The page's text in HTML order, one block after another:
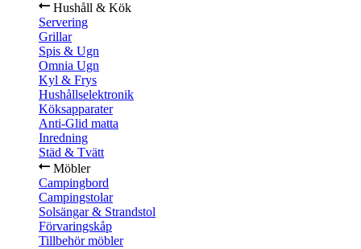
Hushåll & Kök
Servering
Grillar
Spis & Ugn
Omnia Ugn
Kyl & Frys
Hushållselektronik
Köksapparater
Anti-Glid matta
Inredning
Städ & Tvätt
Möbler
Campingbord
Campingstolar
Solsängar & Strandstol
Förvaringskåp
Tillbehör möbler